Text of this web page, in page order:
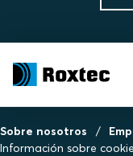
Sobre nosotros
Información sobre